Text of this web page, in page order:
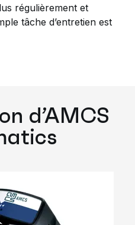
régulièrement et
tâche d’entretien est
d’AMCS